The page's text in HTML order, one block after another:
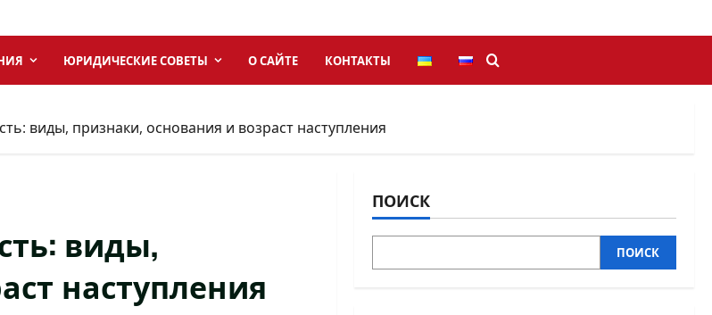
ЮРИДИЧЕСКИЕ СОВЕТЫ О САЙТЕ КОНТАКТЫ
виды, признаки, основания и возраст наступления
виды,
наступления
ПОИСК
ПОИСК